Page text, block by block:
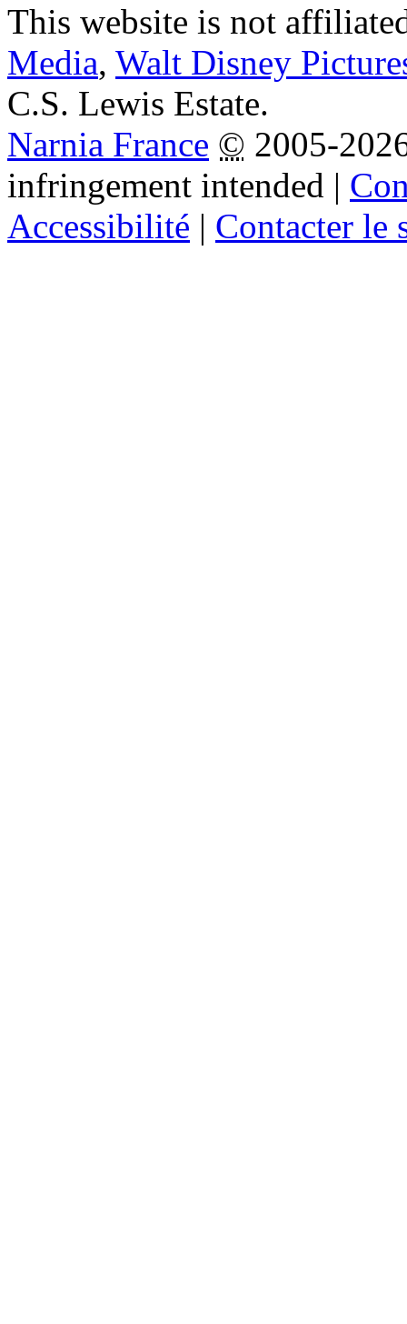
This website is not
Media, Walt Disney
C.S. Lewis Estate.
Narnia France © 2005-
infringement intended |
Accessibilité | Contacter le